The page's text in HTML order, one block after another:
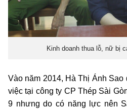
Kinh doanh thua lỗ, nữ bị
Vào năm 2014, Hà Thị Ánh
việc tại công ty CP Thép Sài
9 nhưng do có năng lực nên